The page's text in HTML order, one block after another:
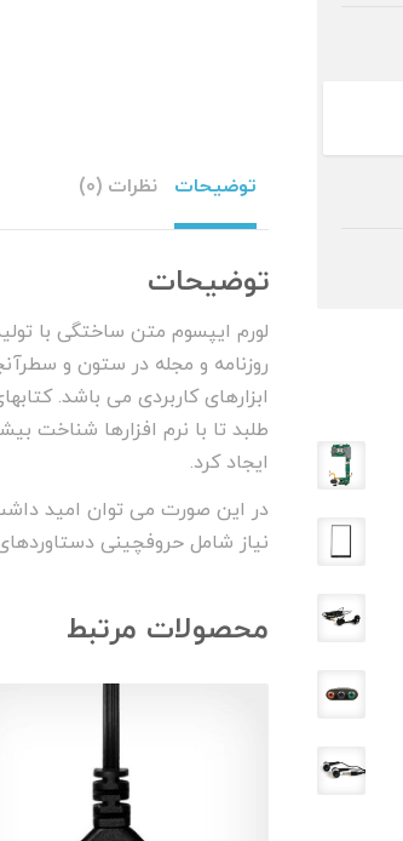
توضیحات نظرات (0)
توضیحات
لورم ایپسوم متن ساختگی با
روزنامه و مجله در ستون و
ابزارهای کاربردی می باشد.
طلبد تا با نرم افزارها شناخت
ایجاد کرد.
در این صورت می توان امید
نیاز شامل حروفچینی
محصولات مرتبط